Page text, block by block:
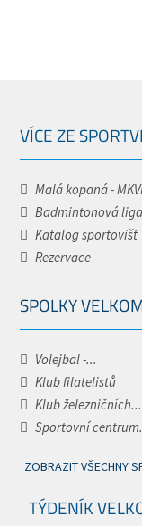
VÍCE ZE
Malá kopaná -
Badmintonová liga
Katalog sportovišť
Rezervace
SPOLKY
Volejbal -...
Klub filatelistů
Klub železničních...
Sportovní
ZOBRAZIT VŠECHNY
TÝDENÍK